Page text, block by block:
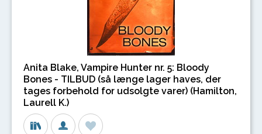
Anita Blake, Vampire Hunter nr. 5: Bloody
Bones - TILBUD (så længe lager haves, der
tages forbehold for udsolgte varer) (Hamilton,
Laurell K.)